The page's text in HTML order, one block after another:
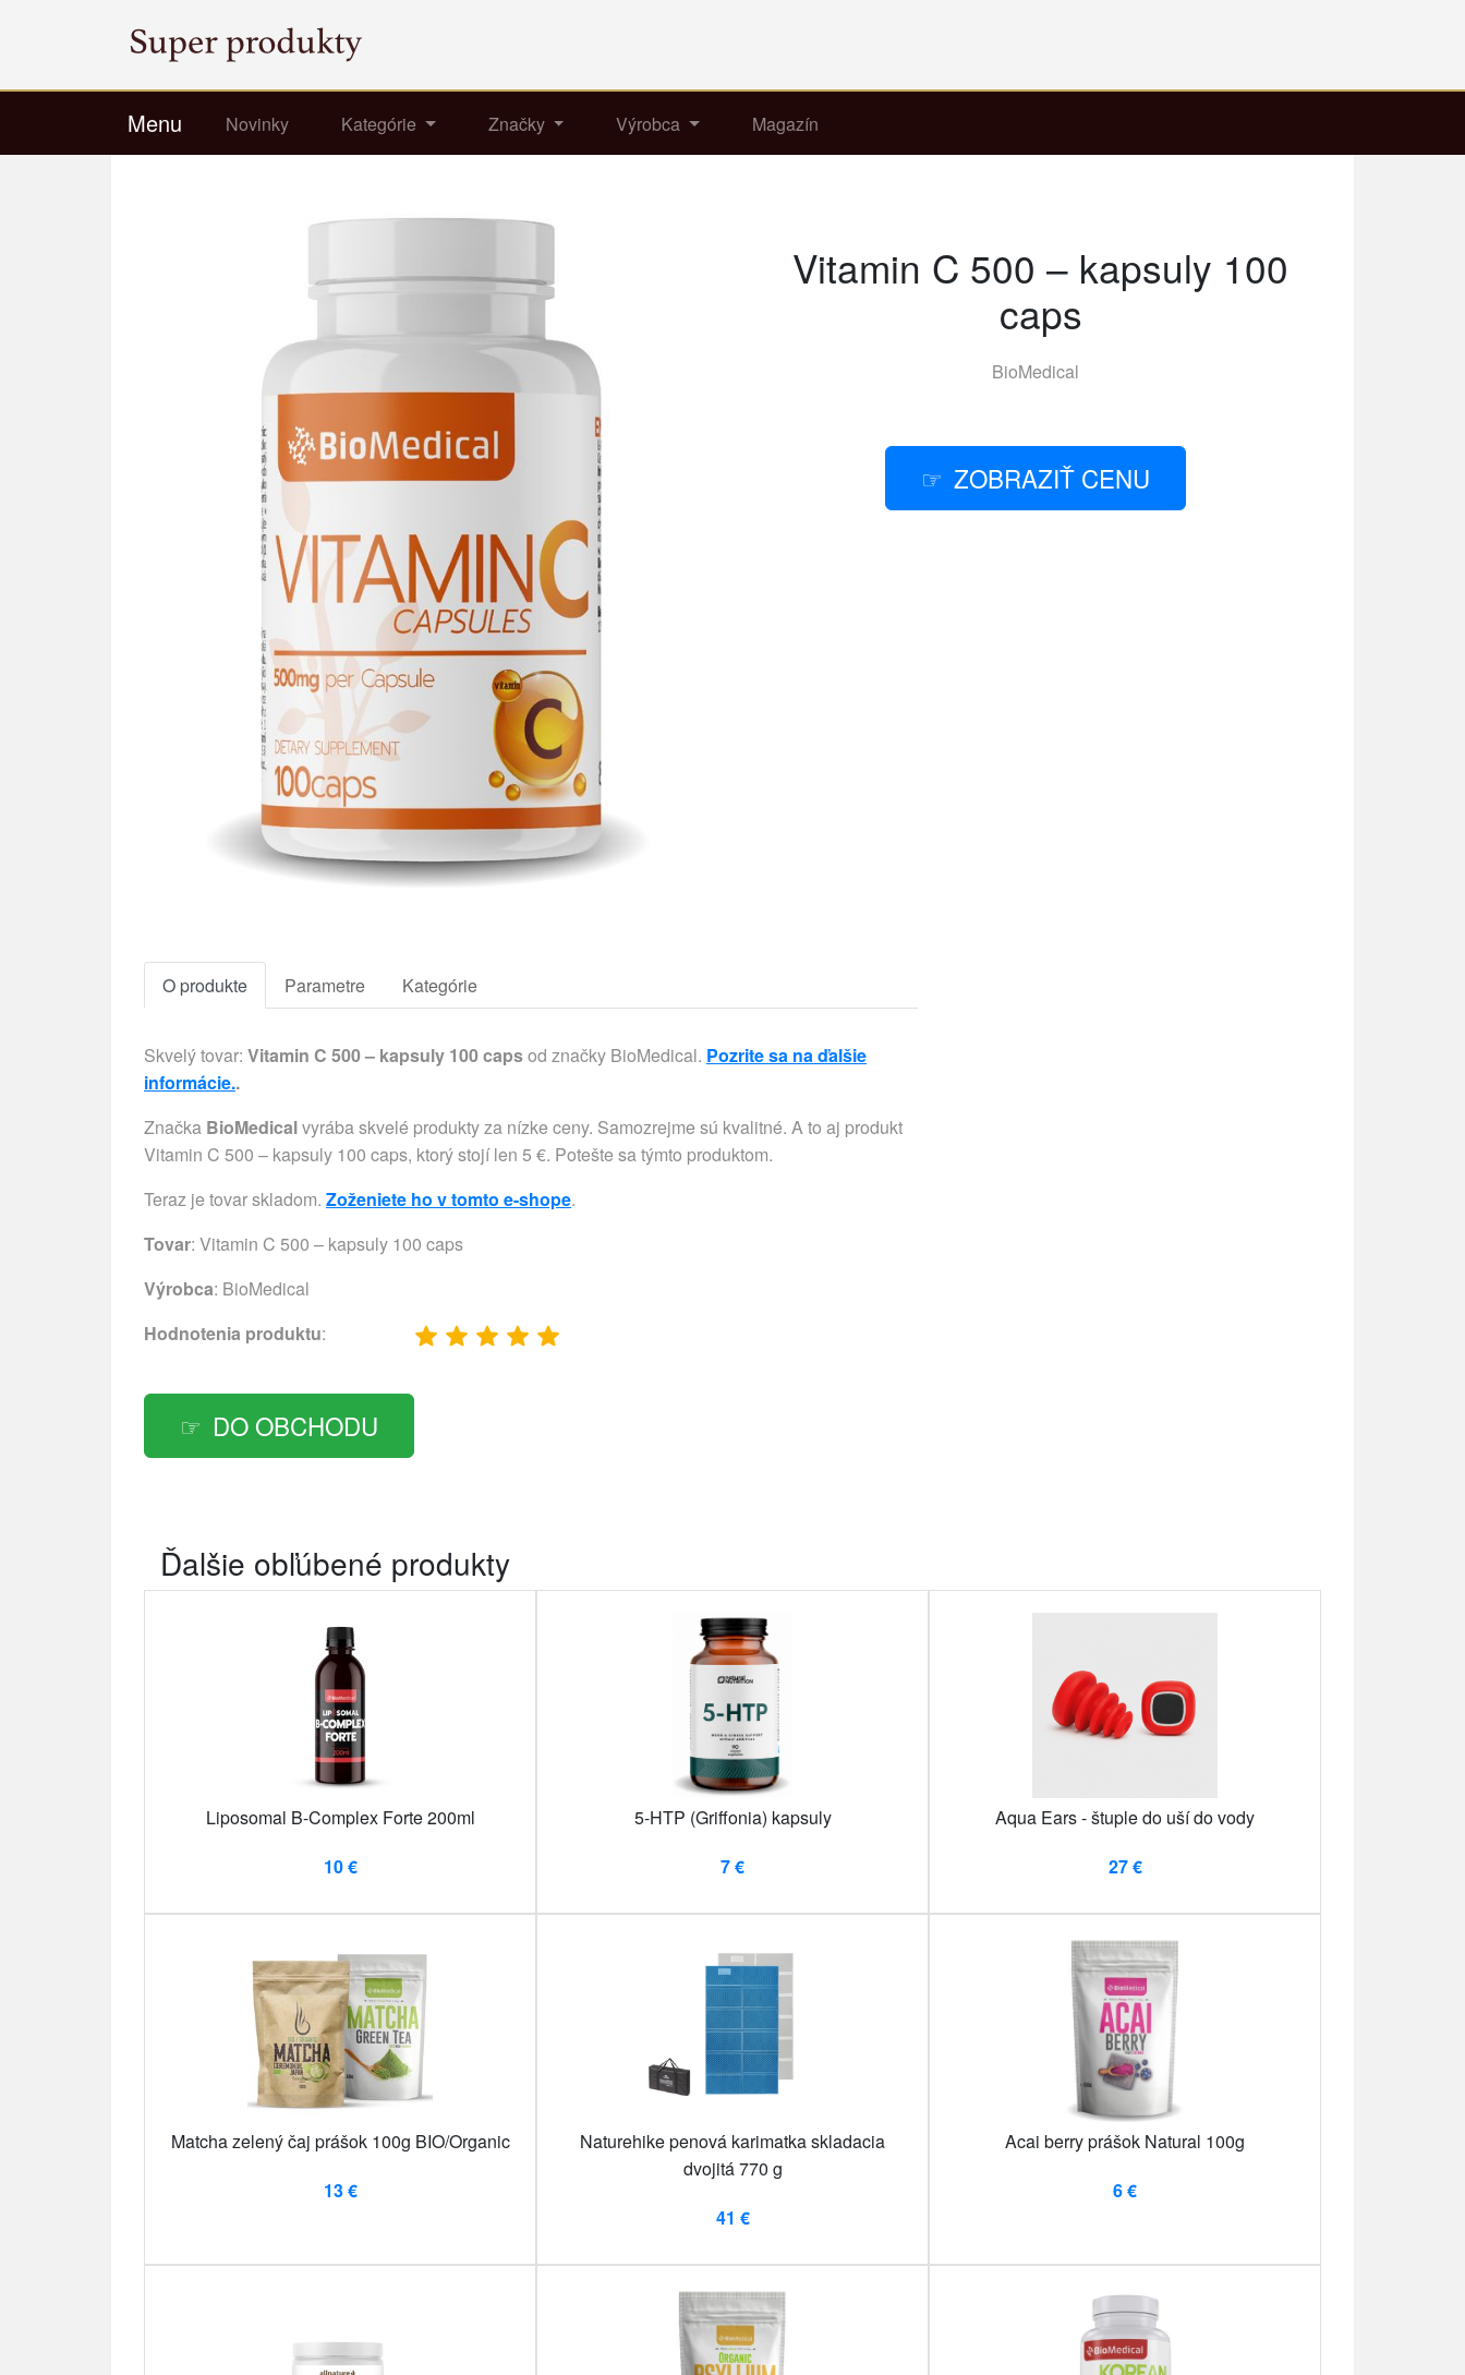
Menu Novinky Kategórie Značky Výrobca Magazín
Vitamin C 500 – kapsuly 100
caps
BioMedical
ZOBRAZIŤ CENU
O produkte Parametre Kategórie
Skvelý tovar: Vitamin C 500 – kapsuly 100 capsod značky BioMedical. Pozrite sa na ďalšie
informácie..
Značka BioMedicalvyrába skvelé produkty za nízke ceny. Samozrejme sú kvalitné. A to aj produkt
Vitamin C 500 – kapsuly 100 caps, ktorý stojí len 5 €. Potešte sa týmto produktom.
Teraz je tovar skladom. Zoženiete ho v tomto e-shope.
Tovar: Vitamin C 500 – kapsuly 100 caps
Výrobca: BioMedical
Hodnotenia produktu:
DO OBCHODU
Ďalšie obľúbené produkty
Liposomal B-Complex Forte 200ml
10 €
5-HTP (Griffonia) kapsuly
7 €
Aqua Ears - štuple do uší do vody
27 €
Matcha zelený čaj prášok 100g BIO/Organic
13 €
Naturehike penová karimatka skladacia
dvojitá 770 g
41 €
Acai berry prášok Natural 100g
6 €